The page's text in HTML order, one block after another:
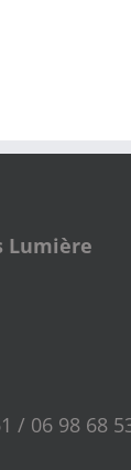
Lumière
/ 06 98 68